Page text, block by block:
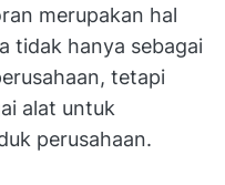
merupakan hal
tidak hanya sebagai
tetapi
alat untuk
perusahaan.